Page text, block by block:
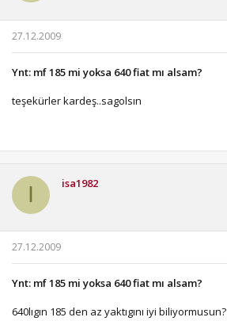
motoru uzun ömürlüdür!
bnm bildiğim bunlar!
27.12.2009
Ynt: mf 185 mi yoksa 640 fiat mı alsam?
teşekürler kardeş..sagolsın
I isa1982
27.12.2009
Ynt: mf 185 mi yoksa 640 fiat mı alsam?
640lıgın 185 den az yaktıgını iyi biliyormusun?